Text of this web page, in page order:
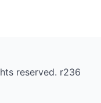
reserved. r236